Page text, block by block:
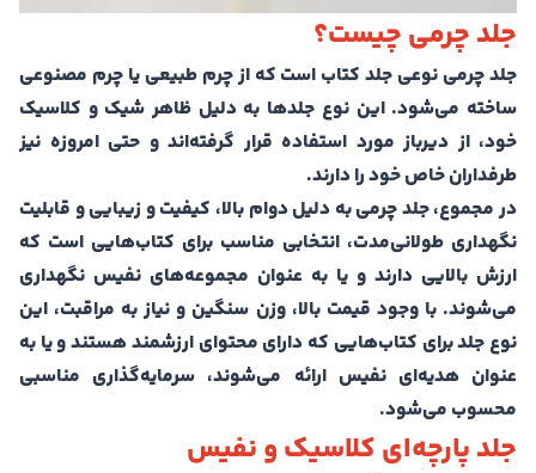
جلد چرمی چیست؟
جلد چرمی نوعی جلد کتاب است که از چرم طبیعی یا چرم مصنوعی
ساخته می‌شود. این نوع جلدها به دلیل ظاهر شیک و کلاسیک
خود، از دیرباز مورد استفاده قرار گرفته‌اند و حتی امروزه نیز
طرفداران خاص خود را دارند.
در مجموع، جلد چرمی به دلیل دوام بالا، کیفیت و زیبایی و قابلیت
نگهداری طولانی‌مدت، انتخابی مناسب برای کتاب‌هایی است که
ارزش بالایی دارند و یا به عنوان مجموعه‌های نفیس نگهداری
می‌شوند. با وجود قیمت بالا، وزن سنگین و نیاز به مراقبت، این
نوع جلد برای کتاب‌هایی که دارای محتوای ارزشمند هستند و یا به
عنوان هدیه‌ای نفیس ارائه می‌شوند، سرمایه‌گذاری مناسبی
محسوب می‌شود.
جلد پارچه‌ای کلاسیک و نفیس